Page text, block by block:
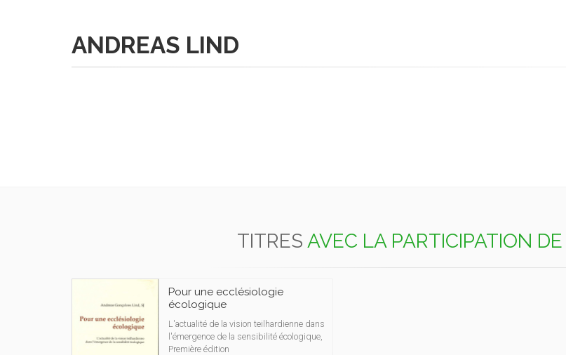
ANDREAS LIND
TITRES AVEC LA PARTICIPATION DE
Pour une ecclésiologie
écologique
L'actualité de la vision teilhardienne dans
l'émergence de la sensibilité écologique,
Première édition